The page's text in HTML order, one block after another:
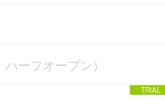
ーフオープン）